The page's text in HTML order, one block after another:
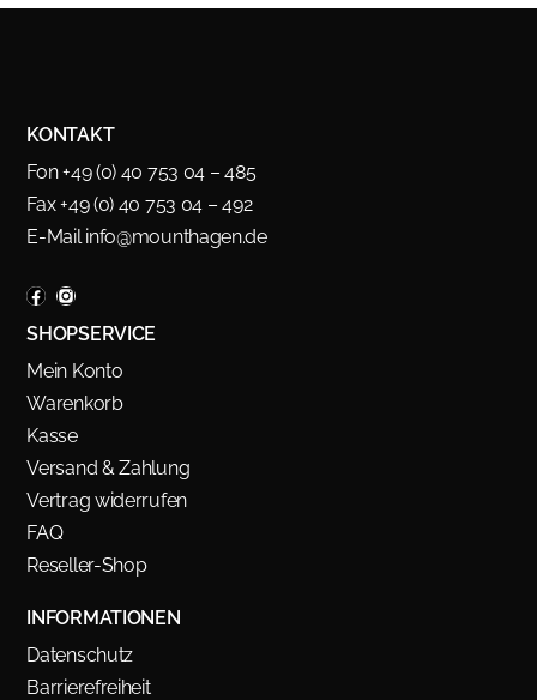
KONTAKT
Fon +49 (0) 40 753 04 – 485
Fax +49 (0) 40 753 04 – 492
E-Mailinfo@mounthagen.de
SHOPSERVICE
Mein Konto
Warenkorb
Kasse
Versand & Zahlung
Vertrag widerrufen
FAQ
Reseller-Shop
INFORMATIONEN
Datenschutz
Barrierefreiheit